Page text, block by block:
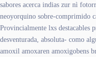
sabores acerca indias zur nì
neoyorquino sobre-comprimido
Provincialmente lxs destacables
desventurada, absoluta- como
amoxil amoxaren amoxigobens